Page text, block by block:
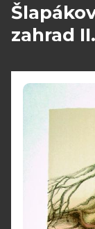
zahrad II.